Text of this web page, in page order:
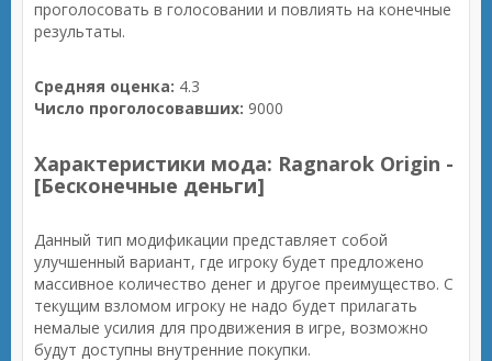
проголосовать в голосовании и повлиять на конечные
результаты.
Средняя оценка: 4.3
Число проголосовавших: 9000
Характеристики мода: Ragnarok Origin -
[Бесконечные деньги]
Данный тип модификации представляет собой
улучшенный вариант, где игроку будет предложено
массивное количество денег и другое преимущество. С
текущим взломом игроку не надо будет прилагать
немалые усилия для продвижения в игре, возможно
будут доступны внутренние покупки.